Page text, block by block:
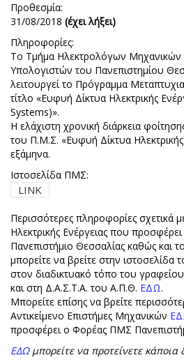
Προθεσμία:
31/08/2018 (έχει λήξει)
Πληροφορίες:
Το Τμήμα Ηλεκτρολόγων Μηχανικών
Υπολογιστών του Πανεπιστημίου
λειτουργεί το Πρόγραμμα
τίτλο «Ευφυή Δίκτυα Ηλεκτρικής
Systems)».
Η ελάχιστη χρονική διάρκεια
του Π.Μ.Σ. «Ευφυή Δίκτυα Ηλεκτρικής
εξάμηνα.
Ιστοσελίδα ΠΜΣ:
LINK
Περισσότερες πληροφορίες
Ηλεκτρικής Ενέργειας που
Πανεπιστήμιο Θεσσαλίας καθώς και το
μπορείτε να βρείτε στην ιστοσελίδα
στον διαδικτυακό τόπο του
και στη Δ.Α.Σ.Τ.Α. του Α.Π.Θ. ΕΔΩ.
Μπορείτε επίσης να βρείτε
Αντικείμενο Επιστήμες Μηχανικών
προσφέρει ο Φορέας ΠΜΣ
ΕΔΩμπορείτε να προτείνετε κάποια